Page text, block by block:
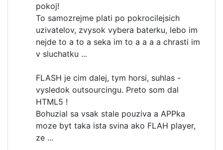
pokoj!
To samozrejme plati po pokrocilejsich
uzivatelov, zvysok vybera baterku, lebo im
nejde to a to a seka im to a a a a chrasti im
v sluchatku ...
FLASH je cim dalej, tym horsi, suhlas -
vysledok outsourcingu. Preto som dal
HTML5 !
Bohuzial sa vsak stale pouziva a APPka
moze byt taka ista svina ako FLAH player,
ze ...